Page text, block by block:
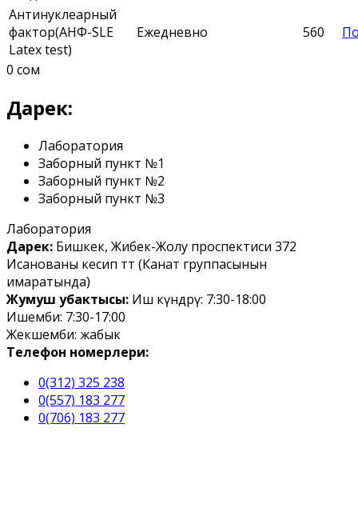
Антинуклеарный
фактор(АНФ-SLE
Latex test)
Ежедневно 560
0 сом
Дарек:
Лаборатория
Заборный пункт №1
Заборный пункт №2
Заборный пункт №3
Лаборатория
Дарек: Бишкек, Жибек-Жолу проспектиси 372
Исанованы кесип өтөт (Канат группасынын
имаратында)
Жумуш убактысы: Иш күндөрү: 7:30-18:00
Ишемби: 7:30-17:00
Жекшемби: жабык
Телефон номерлери:
0(312) 325 238
0(557) 183 277
0(706) 183 277